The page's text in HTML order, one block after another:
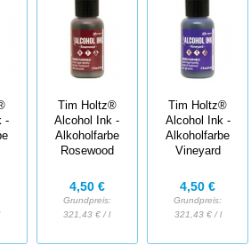
-
Tim Holtz®
Alcohol Ink -
Alkoholfarbe
Rosewood
4,50 €
Grundpreis:
321,43 € / l
Tim Holtz®
Alcohol Ink -
Alkoholfarbe
Vineyard
4,50 €
Grundpreis:
321,43 € / l